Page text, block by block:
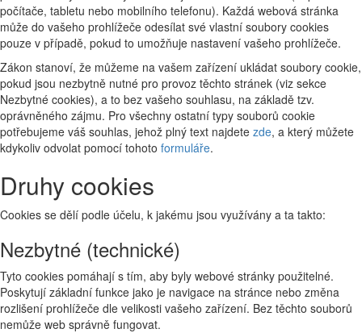
počítače, tabletu nebo mobilního telefonu). Každá webová stránka
může do vašeho prohlížeče odesílat své vlastní soubory cookies
pouze v případě, pokud to umožňuje nastavení vašeho prohlížeče.
Zákon stanoví, že můžeme na vašem zařízení ukládat soubory cookie,
pokud jsou nezbytně nutné pro provoz těchto stránek (viz sekce
Nezbytné cookies), a to bez vašeho souhlasu, na základě tzv.
oprávněného zájmu. Pro všechny ostatní typy souborů cookie
potřebujeme váš souhlas, jehož plný text najdete zde, a který můžete
kdykoliv odvolat pomocí tohoto formuláře.
Druhy cookies
Cookies se dělí podle účelu, k jakému jsou využívány a ta takto:
Nezbytné (technické)
Tyto cookies pomáhají s tím, aby byly webové stránky použitelné.
Poskytují základní funkce jako je navigace na stránce nebo změna
rozlišení prohlížeče dle velikosti vašeho zařízení. Bez těchto souborů
nemůže web správně fungovat.